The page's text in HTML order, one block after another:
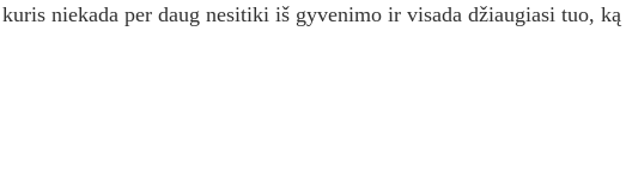
niekada per daug nesitiki iš gyvenimo ir visada džiaugiasi tuo, ką